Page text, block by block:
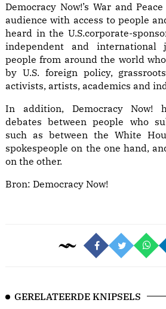
Democracy Now!’s War and
audience with access to people
heard in the U.S.corporate-
independent and international
people from around the world
by U.S. foreign policy,
activists, artists, academics and
In addition, Democracy Now!
debates between people who
such as between the White
spokespeople on the one hand,
on the other.
Bron: Democracy Now!
GERELATEERDE KNIPSELS